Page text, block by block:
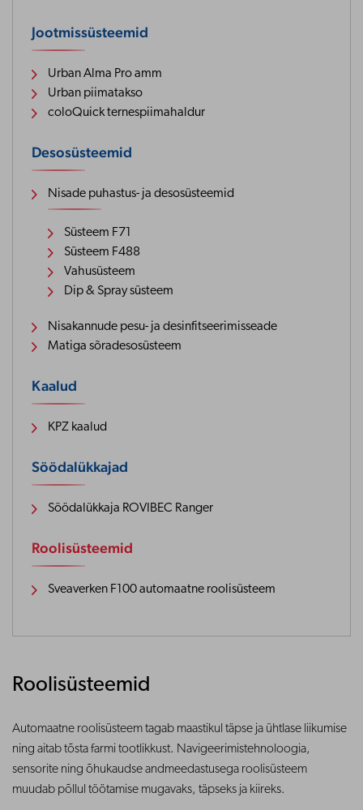
Jootmissüsteemid
Urban Alma Pro amm
Urban piimatakso
coloQuick ternespiimahaldur
Desosüsteemid
Nisade puhastus- ja desosüsteemid
Süsteem F71
Süsteem F488
Vahusüsteem
Dip & Spray süsteem
Nisakannude pesu- ja desinfitseerimisseade
Matiga sõradesosüsteem
Kaalud
KPZ kaalud
Söödalükkajad
Söödalükkaja ROVIBEC Ranger
Roolisüsteemid
Sveaverken F100 automaatne roolisüsteem
Roolisüsteemid
Automaatne roolisüsteem tagab maastikul täpse ja ühtlase liikumise
ning aitab tõsta farmi tootlikkust. Navigeerimistehnoloogia,
sensorite ning õhukaudse andmeedastusega roolisüsteem
muudab põllul töötamise mugavaks, täpseks ja kiireks.